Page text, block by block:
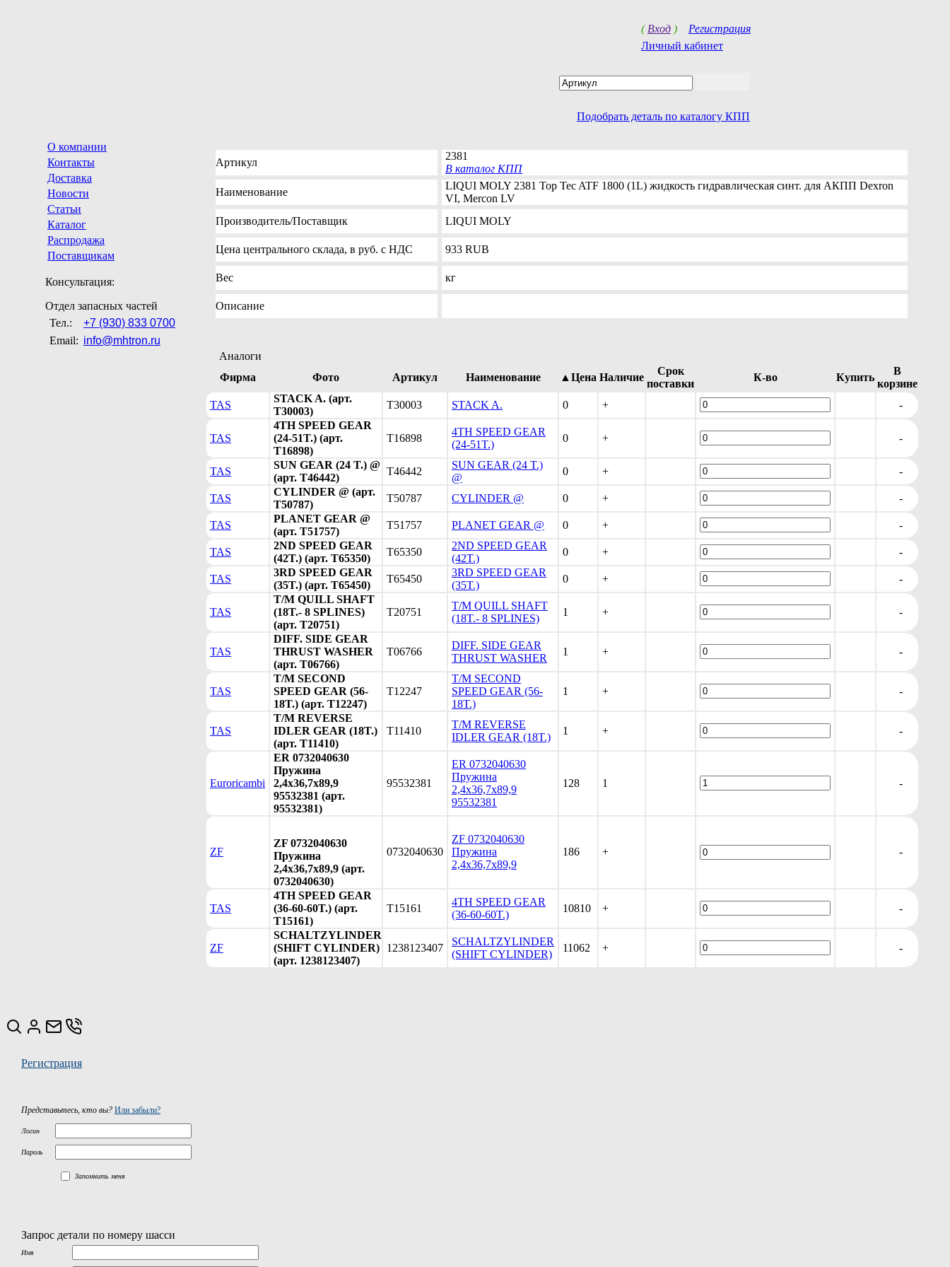
( Вход ) Регистрация
Личный кабинет
Подобрать деталь по каталогу КПП
О компании
Контакты
Доставка
Новости
Статьи
Каталог
Распродажа
Поставщикам
Консультация:
Отдел запасных частей
Тел.:
+7 (930) 833 0700
Email: info@mhtron.ru
Артикул
2381
В каталог КПП
Наименование
LIQUI MOLY 2381 Top Tec ATF 1800 (1L) жидкость гидравлическая синт. для АКПП Dexron
VI, Mercon LV
Производитель/Поставщик LIQUI MOLY
Цена центрального склада, в руб. с НДС 933 RUB
Вес кг
Описание
Аналоги
Фирма
Фото Артикул Наименование ▲Цена Наличие
Срок
поставки
К-во Купить
В
корзине
TAS
STACK A. (арт.
T30003)
T30003 STACK A. 0 + -
TAS
4TH SPEED GEAR
(24-51T.) (арт.
T16898)
T16898
4TH SPEED GEAR
(24-51T.)
0 + -
TAS
SUN GEAR (24 T.) @
(арт. T46442)
T46442
SUN GEAR (24 T.)
@
0 + -
TAS
CYLINDER @ (арт.
T50787)
T50787 CYLINDER @ 0 + -
TAS
PLANET GEAR @
(арт. T51757)
T51757 PLANET GEAR @ 0 + -
TAS
2ND SPEED GEAR
(42T.) (арт. T65350)
T65350
2ND SPEED GEAR
(42T.)
0 + -
TAS
3RD SPEED GEAR
(35T.) (арт. T65450)
T65450
3RD SPEED GEAR
(35T.)
0 + -
TAS
T/M QUILL SHAFT
(18T.- 8 SPLINES)
(арт. T20751)
T20751
T/M QUILL SHAFT
(18T.- 8 SPLINES)
1 + -
TAS
DIFF. SIDE GEAR
THRUST WASHER
(арт. T06766)
T06766
DIFF. SIDE GEAR
THRUST WASHER
1 + -
TAS
T/M SECOND
SPEED GEAR (56-
18T.) (арт. T12247)
T12247
T/M SECOND
SPEED GEAR (56-
18T.)
1 + -
TAS
T/M REVERSE
IDLER GEAR (18T.)
(арт. T11410)
T11410
T/M REVERSE
IDLER GEAR (18T.)
1 + -
Euroricambi
ER 0732040630
Пружина
2,4x36,7x89,9
95532381 (арт.
95532381)
95532381
ER 0732040630
Пружина
2,4x36,7x89,9
95532381
128 1 -
ZF
ZF 0732040630
Пружина
2,4x36,7x89,9 (арт.
0732040630)
0732040630
ZF 0732040630
Пружина
2,4x36,7x89,9
186 + -
TAS
4TH SPEED GEAR
(36-60-60T.) (арт.
T15161)
T15161
4TH SPEED GEAR
(36-60-60T.)
10810 + -
ZF
SCHALTZYLINDER
(SHIFT CYLINDER)
(арт. 1238123407)
1238123407
SCHALTZYLINDER
(SHIFT CYLINDER)
11062 + -
Регистрация
Представьтесь, кто вы? Или забыли?
Логин
Пароль
Запомнить меня
Запрос детали по номеру шасси
Имя